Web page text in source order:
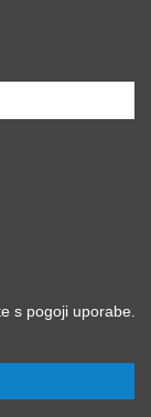
s pogoji uporabe.